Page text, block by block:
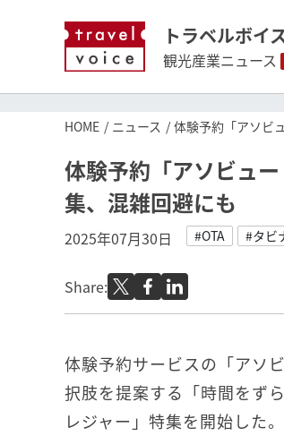
トラベルボイ
観光産業ニュース
HOME ニュース 体験予約「アソビ
体験予約「アソビュ
集、混雑回避にも
2025年07月30日 #OTA #タビ
Share:
体験予約サービスの「アソ
択肢を提案する「時間をず
レジャー」特集を開始した